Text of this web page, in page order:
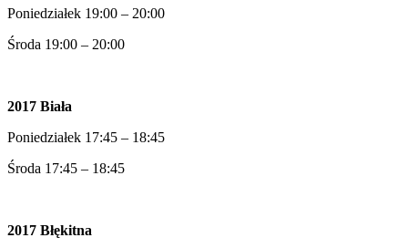
Poniedziałek 19:00 – 20:00
Środa 19:00 – 20:00
2017 Biała
Poniedziałek 17:45 – 18:45
Środa 17:45 – 18:45
2017 Błękitna